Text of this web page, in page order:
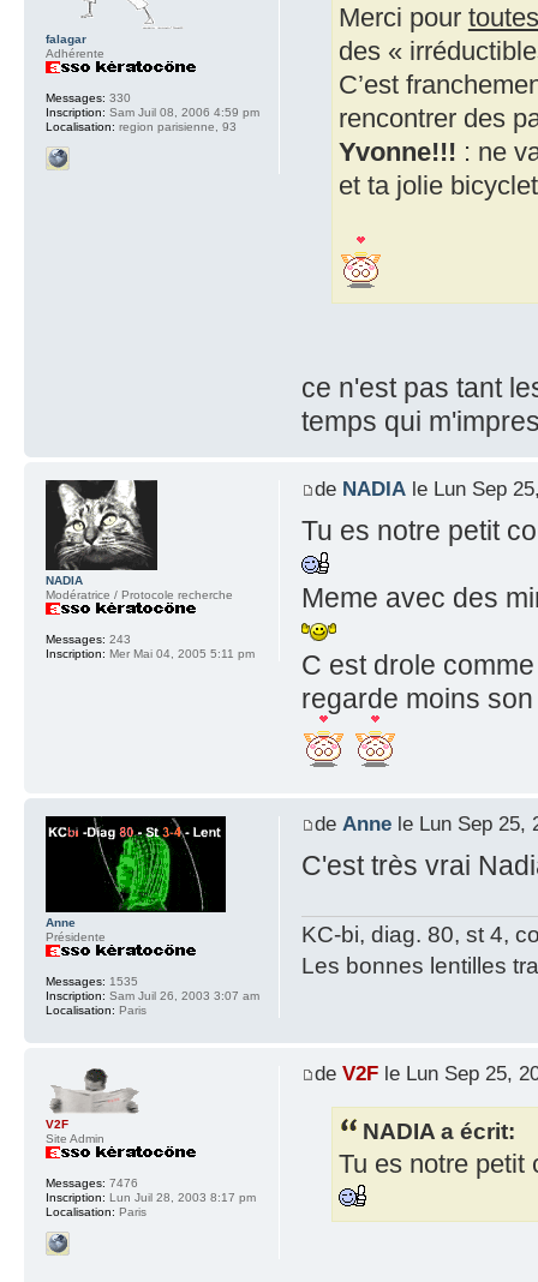
Merci pour
des «
C’est
rencontrer des
Yvonne!!! : ne
et ta jolie
ce n'est pas tant
temps qui
falagar
Adhérente
Messages: 330
Inscription: Sam Juil 08, 2006 4:59 pm
Localisation: region parisienne, 93
de NADIAle Lun Sep
Tu es notre petit
Meme avec des
C est drole
regarde moins
NADIA
Modératrice / Protocole recherche
Messages: 243
Inscription: Mer Mai 04, 2005 5:11 pm
de Annele Lun Sep 25,
C'est très vrai
KC-bi, diag. 80, st 4,
Les bonnes lentilles
Anne
Présidente
Messages: 1535
Inscription: Sam Juil 26, 2003 3:07 am
Localisation: Paris
de V2Fle Lun Sep 25,
NADIA a écrit:
Tu es notre petit
V2F
Site Admin
Messages: 7476
Inscription: Lun Juil 28, 2003 8:17 pm
Localisation: Paris